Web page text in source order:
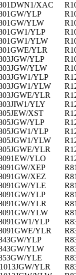
XAC
YLP
YLW
YLP
YLW
YLR
YLP
YLW
YLP
YLW
YLR
YLY
XST
YLP
YLP
YLW
YLR
YLO
XEP
XEZ
YLE
YLP
YLR
YLW
YLP
YLR
YLP
YLW
YLE
YLR